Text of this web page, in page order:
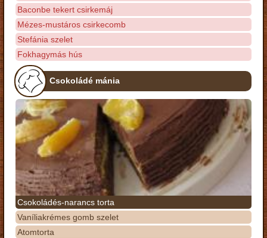
Baconbe tekert csirkemáj
Mézes-mustáros csirkecomb
Stefánia szelet
Fokhagymás hús
Csokoládé mánia
Csokoládés-narancs torta
Vaníliakrémes gomb szelet
Atomtorta